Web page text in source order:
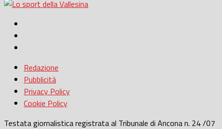
Redazione
Pubblicità
Privacy Policy
Cookie Policy
Testata giornalistica registrata al Tribunale di Ancona n. 24 /07